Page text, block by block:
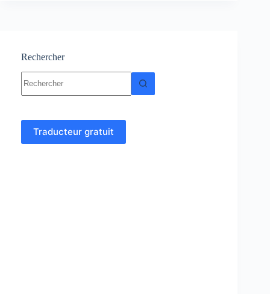
Rechercher
résultat
Traducteur gratuit